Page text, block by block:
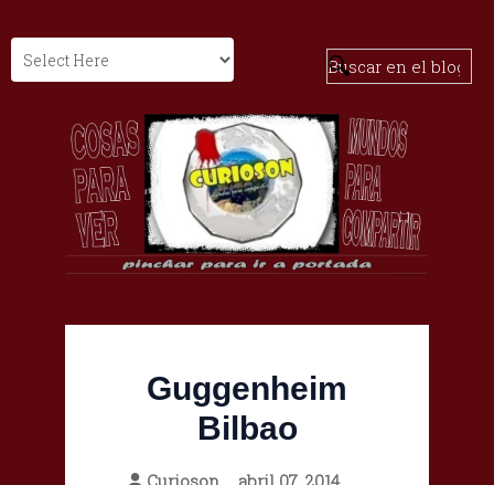
Guggenheim
Bilbao